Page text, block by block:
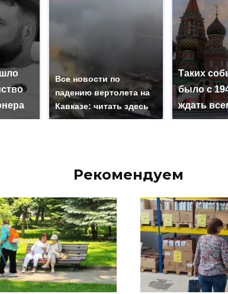
Все новости по
падению вертолета на
Кавказе: читать здесь
Таких
было с
ждать
Рекомендуем